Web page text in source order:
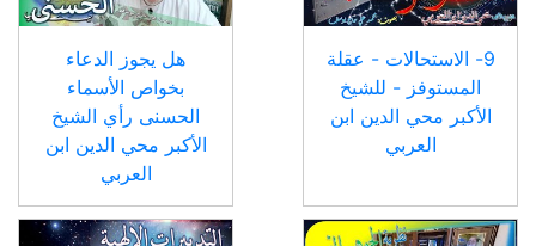
9- الاستحالات - عقلة
المستوفز - للشيخ
الأكبر محي الدين ابن
العربي
هل يجوز الدعاء
بخواص الأسماء
الحسنى رأي الشيخ
الأكبر محي الدين ابن
العربي